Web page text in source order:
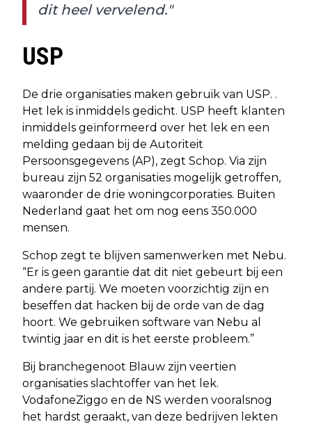
dit heel vervelend."
USP
De drie organisaties maken gebruik van USP. .
Het lek is inmiddels gedicht. USP heeft klanten
inmiddels geïnformeerd over het lek en een
melding gedaan bij de Autoriteit
Persoonsgegevens (AP), zegt Schop. Via zijn
bureau zijn 52 organisaties mogelijk getroffen,
waaronder de drie woningcorporaties. Buiten
Nederland gaat het om nog eens 350.000
mensen.
Schop zegt te blijven samenwerken met Nebu.
“Er is geen garantie dat dit niet gebeurt bij een
andere partij. We moeten voorzichtig zijn en
beseffen dat hacken bij de orde van de dag
hoort. We gebruiken software van Nebu al
twintig jaar en dit is het eerste probleem.”
Bij branchegenoot Blauw zijn veertien
organisaties slachtoffer van het lek.
VodafoneZiggo en de NS werden vooralsnog
het hardst geraakt, van deze bedrijven lekten